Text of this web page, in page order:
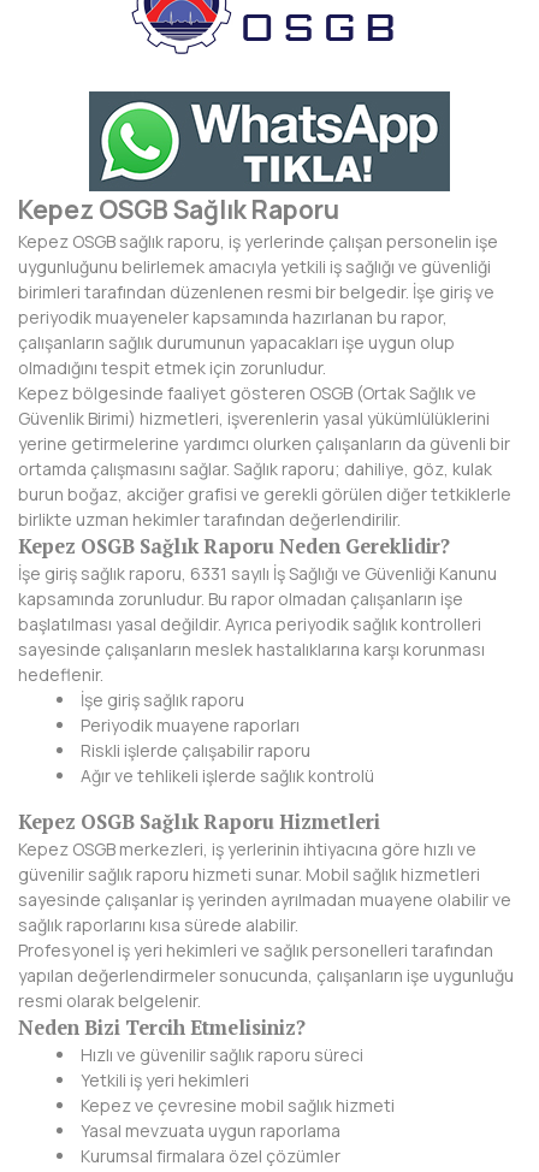
BİLECİK
BİNGÖL
BİTLİS
BOLU
BURDUR
BURSA
ÇANAKKALE
ÇANKIRI
ÇORUM
DENİZLİ
DİYARBAKIR
DÜZCE
EDİRNE
ELAZIĞ
ERZURUM
ESKİŞEHİR
GAZİANTEP
GİRESUN
GÜMÜŞHANE
HAKKARİ
HATAY
Kepez OSGB Sağlık Raporu
Kepez OSGB sağlık raporu, iş yerlerinde çalışan personelin işe
uygunluğunu belirlemek amacıyla yetkili iş sağlığı ve güvenliği
birimleri tarafından düzenlenen resmi bir belgedir. İşe giriş ve
periyodik muayeneler kapsamında hazırlanan bu rapor,
çalışanların sağlık durumunun yapacakları işe uygun olup
olmadığını tespit etmek için zorunludur.
Kepez bölgesinde faaliyet gösteren OSGB (Ortak Sağlık ve
Güvenlik Birimi) hizmetleri, işverenlerin yasal yükümlülüklerini
yerine getirmelerine yardımcı olurken çalışanların da güvenli bir
ortamda çalışmasını sağlar. Sağlık raporu; dahiliye, göz, kulak
burun boğaz, akciğer grafisi ve gerekli görülen diğer tetkiklerle
birlikte uzman hekimler tarafından değerlendirilir.
Kepez OSGB Sağlık Raporu Neden Gereklidir?
İşe giriş sağlık raporu, 6331 sayılı İş Sağlığı ve Güvenliği Kanunu
kapsamında zorunludur. Bu rapor olmadan çalışanların işe
başlatılması yasal değildir. Ayrıca periyodik sağlık kontrolleri
sayesinde çalışanların meslek hastalıklarına karşı korunması
hedeflenir.
İşe giriş sağlık raporu
Periyodik muayene raporları
Riskli işlerde çalışabilir raporu
Ağır ve tehlikeli işlerde sağlık kontrolü
Kepez OSGB Sağlık Raporu Hizmetleri
Kepez OSGB merkezleri, iş yerlerinin ihtiyacına göre hızlı ve
güvenilir sağlık raporu hizmeti sunar. Mobil sağlık hizmetleri
sayesinde çalışanlar iş yerinden ayrılmadan muayene olabilir ve
sağlık raporlarını kısa sürede alabilir.
Profesyonel iş yeri hekimleri ve sağlık personelleri tarafından
yapılan değerlendirmeler sonucunda, çalışanların işe uygunluğu
resmi olarak belgelenir.
Neden Bizi Tercih Etmelisiniz?
Hızlı ve güvenilir sağlık raporu süreci
Yetkili iş yeri hekimleri
Kepez ve çevresine mobil sağlık hizmeti
Yasal mevzuata uygun raporlama
Kurumsal firmalara özel çözümler